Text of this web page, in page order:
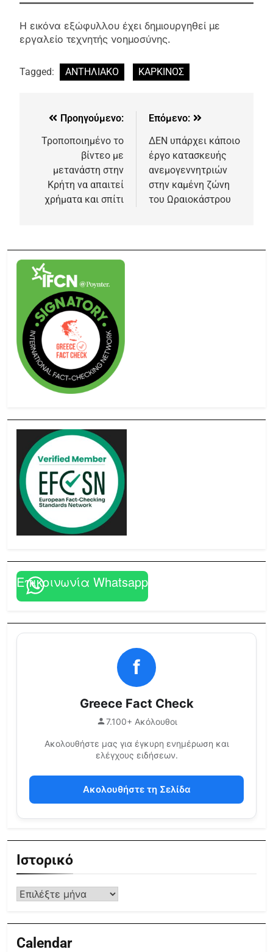
Η εικόνα εξώφυλλου έχει δημιουργηθεί με
εργαλείο τεχνητής νοημοσύνης.
Tagged: ΑΝΤΗΛΙΑΚΟ ΚΑΡΚΙΝΟΣ
Προηγούμενο:
Τροποποιημένο το
βίντεο με
μετανάστη στην
Κρήτη να απαιτεί
χρήματα και σπίτι
Επόμενο:
ΔΕΝ υπάρχει κάποιο
έργο κατασκευής
ανεμογεννητριών
στην καμένη ζώνη
του Ωραιοκάστρου
Επικοινωνία Whatsapp
f
Greece Fact Check
7.100+ Ακόλουθοι
Ακολουθήστε μας για έγκυρη ενημέρωση και
ελέγχους ειδήσεων.
Ακολουθήστε τη Σελίδα
Ιστορικό
Calendar